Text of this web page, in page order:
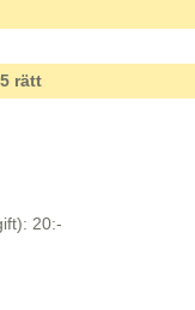
rätt
20:-